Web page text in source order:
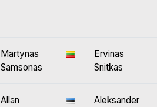
Martynas
Samsonas
Ervinas
Snitkas
Allan
Aleksander